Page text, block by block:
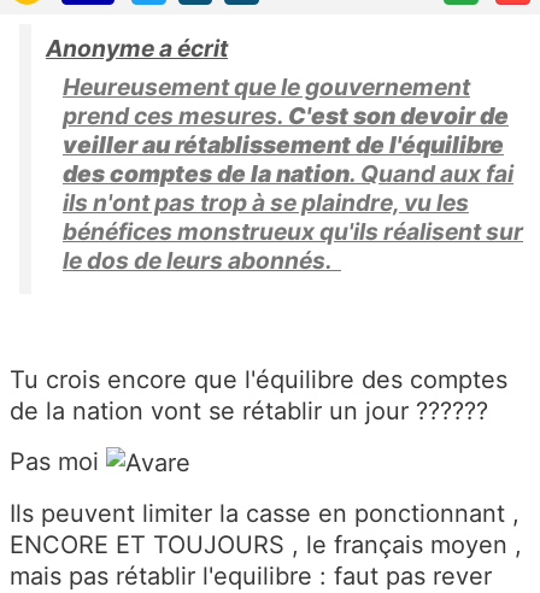
Anonyme a écrit
Heureusement que le gouvernement
prend ces mesures. C'est son devoir de
veiller au rétablissement de l'équilibre
des comptes de la nation. Quand aux fai
ils n'ont pas trop à se plaindre, vu les
bénéfices monstrueux qu'ils réalisent sur
le dos de leurs abonnés.
Tu crois encore que l'équilibre des comptes
de la nation vont se rétablir un jour ??????
Pas moi
Ils peuvent limiter la casse en ponctionnant ,
ENCORE ET TOUJOURS , le français moyen ,
mais pas rétablir l'equilibre : faut pas rever